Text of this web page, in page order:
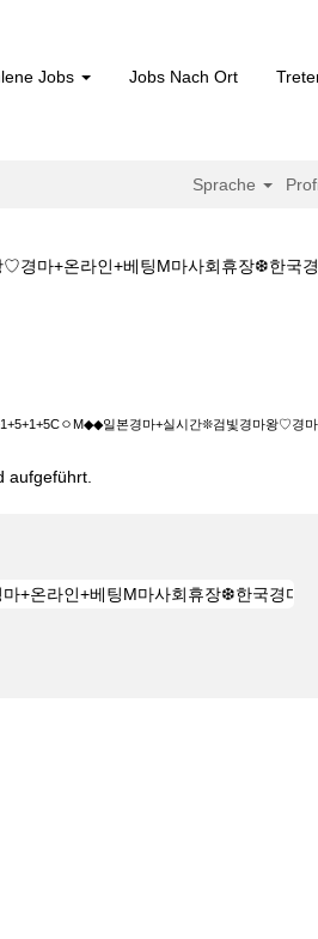
Jobs Jobs Nach Ort
Sprache
마+온라인+베팅M마사회휴장❆한국
ㅇM◆◆일본경마+실시간❊검빛경마왕♡경
aufgeführt.